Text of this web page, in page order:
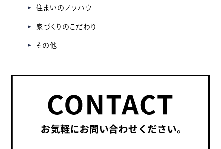
住まいのノウハウ
家づくりのこだわり
その他